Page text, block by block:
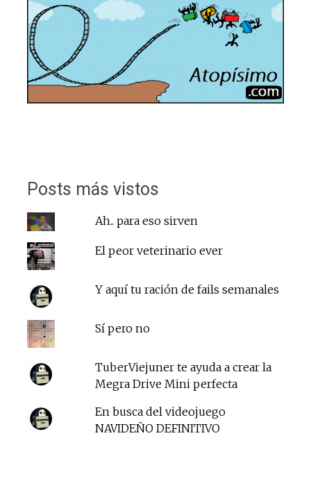
Posts más vistos
Ah.. para eso sirven
El peor veterinario ever
Y aquí tu ración de fails semanales
Sí pero no
TuberViejuner te ayuda a crear la
Megra Drive Mini perfecta
En busca del videojuego
NAVIDEÑO DEFINITIVO